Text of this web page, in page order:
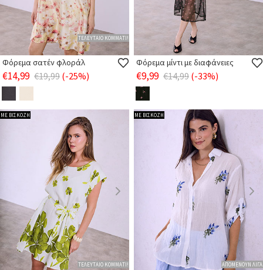
ΤΕΛΕΥΤΑΙΟ ΚΟΜΜΑΤΙ!
Φόρεμα σατέν φλοράλ
€14,99 €19,99 (-25%)
Φόρεμα μίντι με διαφάνειες
€9,99 €14,99 (-33%)
ΜΕ ΒΙΣΚΟΖΗ
ΤΕΛΕΥΤΑΙΟ ΚΟΜΜΑΤΙ!
ΜΕ ΒΙΣΚΟΖΗ
ΑΠΟΜΕΝΟΥΝ ΛΙΓΑ